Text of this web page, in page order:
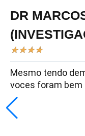
DR
★★★★
Mesmo tendo
voces foram bem